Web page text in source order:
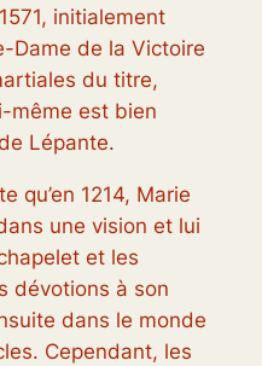
initialement
Dame de la Victoire
du titre,
même est bien
Lépante.
qu’en 1214, Marie
une vision et lui
et les
dévotions à son
dans le monde
Cependant, les